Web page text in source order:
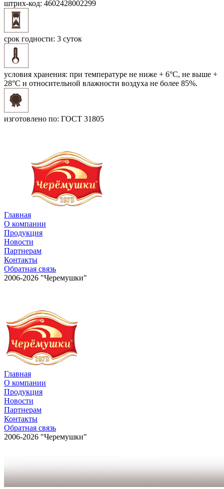
штрих-код: 4602428002299
срок годности: 3 суток
условия хранения: при температуре не ниже + 6°C, не выше +
28°C и относительной влажности воздуха не более 85%.
изготовлено по: ГОСТ 31805
Главная
О компании
Продукция
Новости
Партнерам
Контакты
Обратная связь
2006-2026 "Черемушки"
Главная
О компании
Продукция
Новости
Партнерам
Контакты
Обратная связь
2006-2026 "Черемушки"